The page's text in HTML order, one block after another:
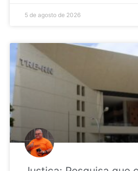
5 de agosto de 2026